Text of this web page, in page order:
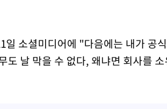
일 소셜미디어에 "다음에는 내가 공
도 날 막을 수 없다, 왜냐면 회사를